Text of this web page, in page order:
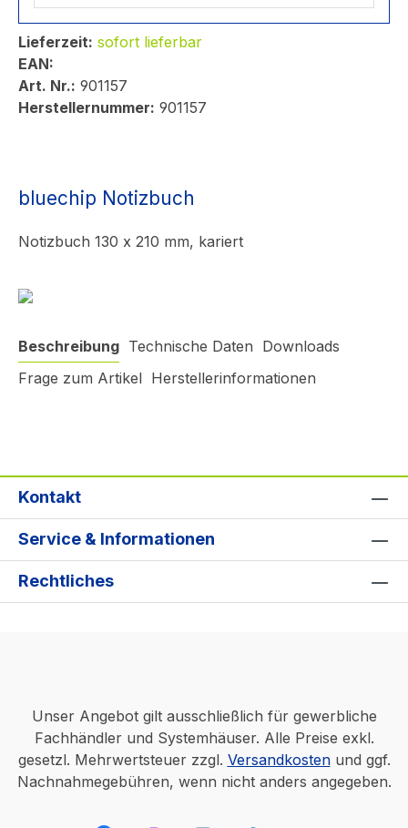
Lieferzeit: sofort lieferbar
EAN:
Art. Nr.: 901157
Herstellernummer: 901157
bluechip Notizbuch
Notizbuch 130 x 210 mm, kariert
Beschreibung Technische Daten Downloads
Frage zum Artikel Herstellerinformationen
Kontakt
Service & Informationen
Rechtliches
Unser Angebot gilt ausschließlich für gewerbliche
Fachhändler und Systemhäuser. Alle Preise exkl.
gesetzl. Mehrwertsteuer zzgl. Versandkostenund ggf.
Nachnahmegebühren, wenn nicht anders angegeben.